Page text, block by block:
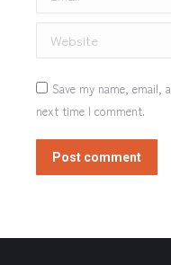
Website
Save my name,
next time I comment.
Post comment